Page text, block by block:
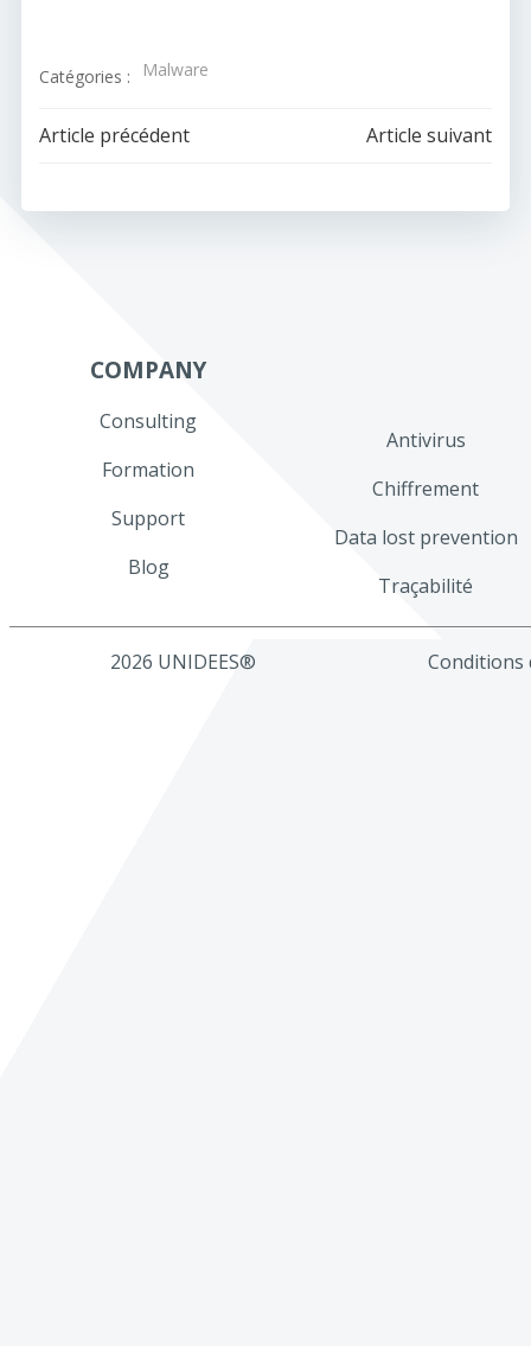
Catégories : Malware
Navigation
de
Article précédent
Navigation
de
Article suivant
COMPANY
Consulting
Formation
Support
Blog
Antivirus
Chiffrement
Data lost prevention
Traçabilité
2026 UNIDEES® Conditions